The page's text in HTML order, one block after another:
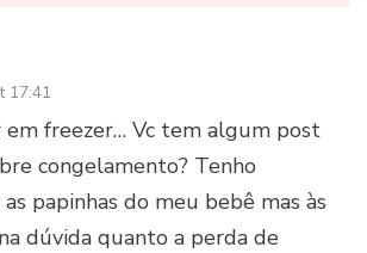
17:41
em freezer… Vc tem algum post
congelamento? Tenho
papinhas do meu bebê mas às
dúvida quanto a perda de